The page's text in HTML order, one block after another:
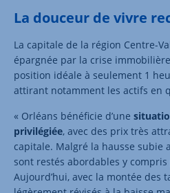
La douceur de vivre
La capitale de la région Centre-
épargnée par la crise
position idéale à seulement 1
attirant notamment les actifs en
« Orléans bénéficie d’une
privilégiée, avec des prix très
capitale. Malgré la hausse subie
sont restés abordables y
Aujourd’hui, avec la montée des